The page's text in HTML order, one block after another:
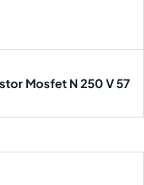
Mosfet N 250 V 57